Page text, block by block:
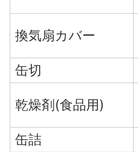
換気扇カバー
缶切
乾燥剤(食品用)
缶詰